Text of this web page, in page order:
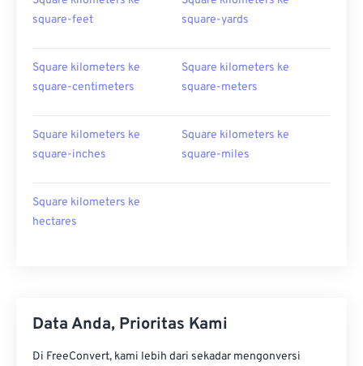
square-feet
square-yards
Square kilometers ke
square-centimeters
Square kilometers ke
square-meters
Square kilometers ke
square-inches
Square kilometers ke
square-miles
Square kilometers ke
hectares
Data Anda, Prioritas Kami
Di FreeConvert, kami lebih dari sekadar mengonversi